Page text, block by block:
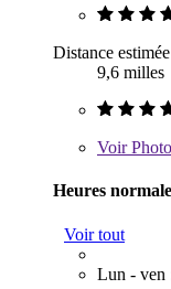
Distance estimée
9,6 milles
Voir
Heures
Voir tout
Lun - ven